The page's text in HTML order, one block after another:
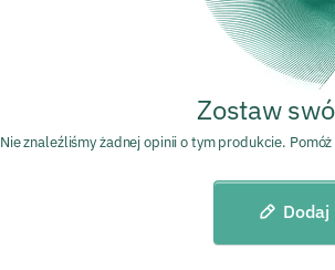
Zostaw
Nie znaleźliśmy żadnej opinii o tym produkcie.